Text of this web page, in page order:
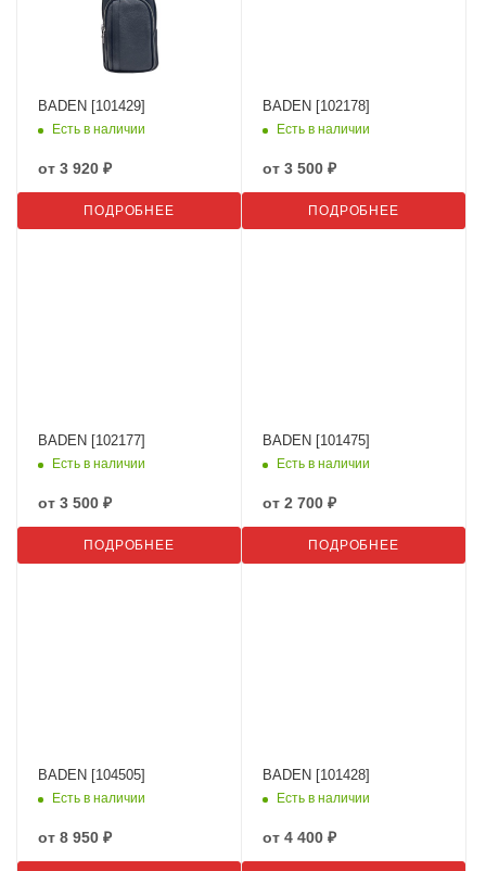
BADEN [101429]
Есть в наличии
от 3 920 ₽
ПОДРОБНЕЕ
BADEN [102178]
Есть в наличии
от 3 500 ₽
ПОДРОБНЕЕ
BADEN [102177]
Есть в наличии
от 3 500 ₽
ПОДРОБНЕЕ
BADEN [101475]
Есть в наличии
от 2 700 ₽
ПОДРОБНЕЕ
BADEN [104505]
Есть в наличии
от 8 950 ₽
BADEN [101428]
Есть в наличии
от 4 400 ₽